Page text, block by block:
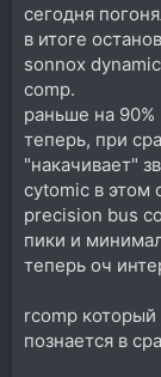
сегодня
в итоге
sonnox
comp.
раньше на 90%
теперь, при
"накачивает"
cytomic в этом
precision bus
пики и
теперь оч
rcomp
познается в